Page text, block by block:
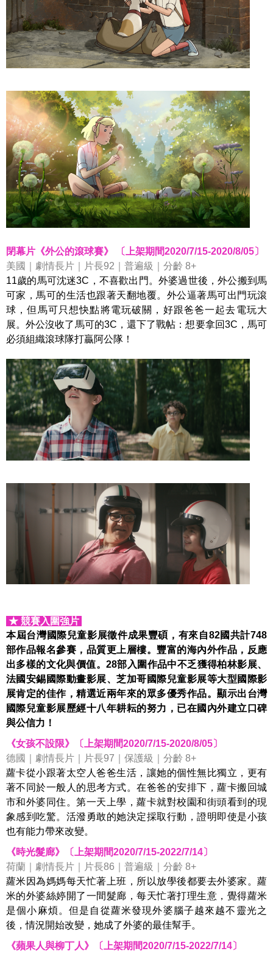
閉幕片《外公的滾球賽》 〔上架期間2020/7/15-2020/8/05〕
美國｜劇情長片｜片長92｜普遍級｜分齡 8+
11歲的馬可沈迷3C，不喜歡出門。外婆過世後，外公搬到馬
可家，馬可的生活也跟著天翻地覆。外公逼著馬可出門玩滾
球，但馬可只想快點將電玩破關，好跟爸爸一起去電玩大
展。外公沒收了馬可的3C，還下了戰帖：想要拿回3C，馬可
必須組織滾球隊打贏阿公隊！
★ 競賽入圍強片
本屆台灣國際兒童影展徵件成果豐碩，有來自82國共計748
部作品報名參賽，品質更上層樓。豐富的海內外作品，反應
出多樣的文化與價值。 28部入圍作品中不乏獲得柏林影展、
法國安錫國際動畫影展、芝加哥國際兒童影展等大型國際影
展肯定的佳作，精選近兩年來的眾多優秀作品。顯示出台灣
國際兒童影展歷經十八年耕耘的努力，已在國內外建立口碑
與公信力！
《女孩不設限》〔上架期間2020/7/15-2020/8/05〕
德國｜劇情長片｜片長97｜保護級｜分齡 8+
蘿卡從小跟著太空人爸爸生活，讓她的個性無比獨立，更有
著不同於一般人的思考方式。在爸爸的安排下，蘿卡搬回城
市和外婆同住。第一天上學，蘿卡就對校園和街頭看到的現
象感到吃驚。活潑勇敢的她決定採取行動，證明即使是小孩
也有能力帶來改變。
《時光髮廊》〔上架期間2020/7/15-2022/7/14〕
荷蘭｜劇情長片｜片長86｜普遍級｜分齡 8+
蘿米因為媽媽每天忙著上班，所以放學後都要去外婆家。蘿
米的外婆絲婷開了一間髮廊，每天忙著打理生意，覺得蘿米
是個小麻煩。但是自從蘿米發現外婆腦子越來越不靈光之
後，情況開始改變，她成了外婆的最佳幫手。
《蘋果人與柳丁人》〔上架期間2020/7/15-2022/7/14〕